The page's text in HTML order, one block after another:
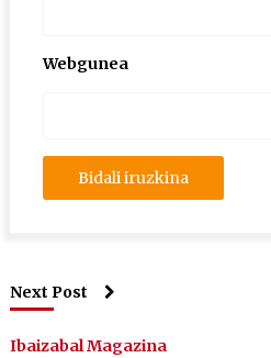
Webgunea
Next Post
Ibaizabal Magazina